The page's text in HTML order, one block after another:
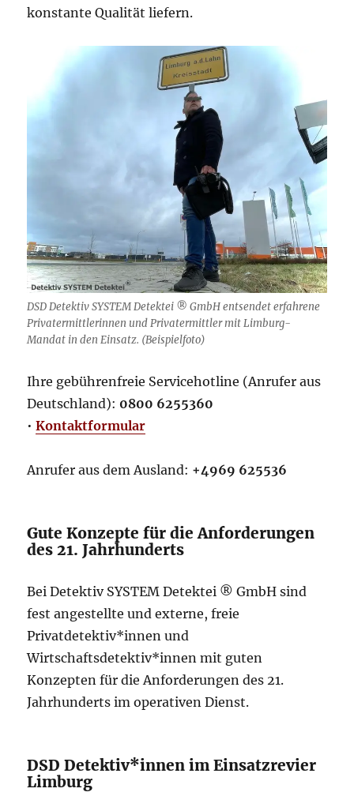
konstante Qualität liefern.
DSD Detektiv SYSTEM Detektei ® GmbH entsendet erfahrene
Privatermittlerinnen und Privatermittler mit Limburg-
Mandat in den Einsatz. (Beispielfoto)
Ihre gebührenfreie Servicehotline (Anrufer aus
Deutschland): 0800 6255360
•Kontaktformular
Anrufer aus dem Ausland: +4969 625536
Gute Konzepte für die Anforderungen
des 21. Jahrhunderts
Bei Detektiv SYSTEM Detektei ® GmbH sind
fest angestellte und externe, freie
Privatdetektiv*innen und
Wirtschaftsdetektiv*innen mit guten
Konzepten für die Anforderungen des 21.
Jahrhunderts im operativen Dienst.
DSD Detektiv*innen im Einsatzrevier
Limburg